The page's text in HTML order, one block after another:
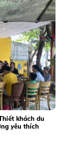
khách du
yêu thích